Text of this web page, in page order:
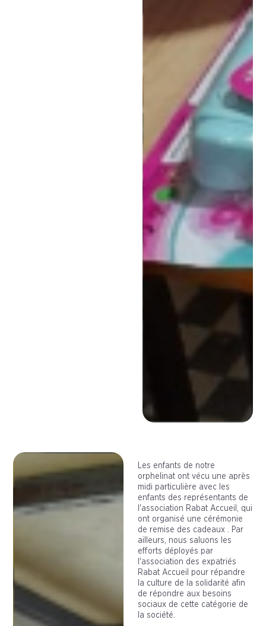
Les enfants de notre
orphelinat ont vécu une après
midi particulière avec les
enfants des représentants de
l'association Rabat Accueil, qui
ont organisé une cérémonie
de remise des cadeaux .
Par
ailleurs, nous saluons les
efforts déployés par
l'association des expatriés
Rabat Accueil pour répandre
la culture de la solidarité afin
de répondre aux besoins
sociaux de cette catégorie de
la société.